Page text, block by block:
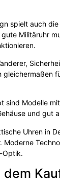
spielt auch
gute Militäruhr
gleichermaßen
sind Modelle
und gut
Uhren in
Moderne
Optik.
dem